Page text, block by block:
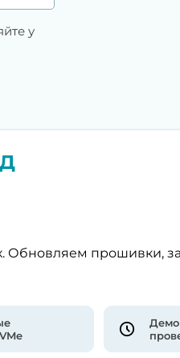
у
Обновляем прошивки,